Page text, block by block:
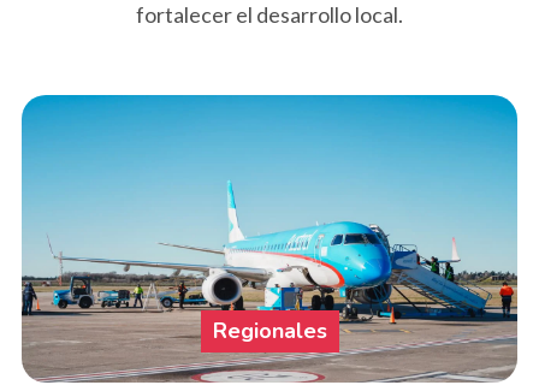
fortalecer el desarrollo local.
Regionales